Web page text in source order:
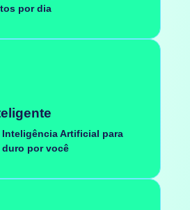
por dia
Artificial para
por você